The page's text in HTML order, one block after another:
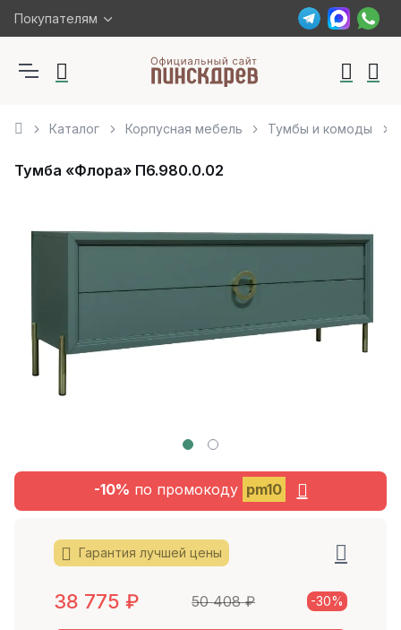
Покупателям
Каталог Корпусная мебель Тумбы и комоды
Тумба «Флора» П6.980.0.02
-10% по промокоду pm10
Гарантия лучшей цены
38 775 ₽ 50 408₽ -30%